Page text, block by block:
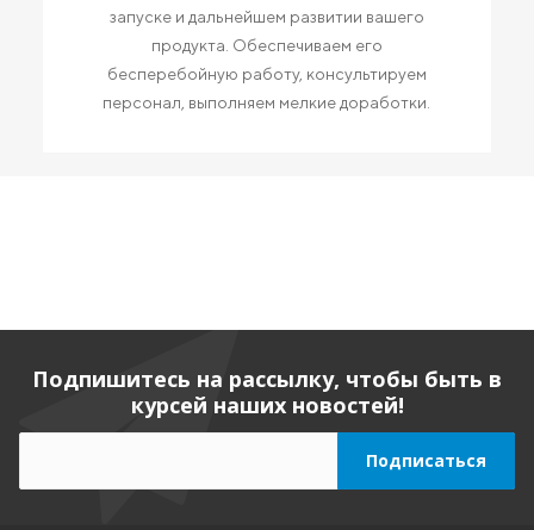
запуске и дальнейшем развитии вашего
продукта. Обеспечиваем его
бесперебойную работу, консультируем
персонал, выполняем мелкие доработки.
Подпишитесь на рассылку, чтобы быть в
курсей наших новостей!